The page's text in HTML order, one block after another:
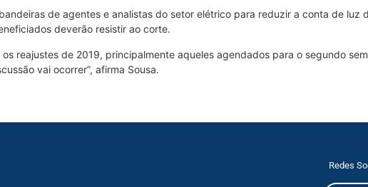
de agentes e analistas do setor elétrico para reduzir a conta de luz
deverão resistir ao corte.
reajustes de 2019, principalmente aqueles agendados para o segundo
vai ocorrer”, afirma Sousa.
Redes